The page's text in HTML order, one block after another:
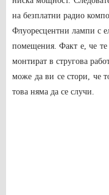
на безплатни радио
Флуоресцентни лампи с
помещения. Факт е, че те
монтират в стругова
може да ви се стори, че
това няма да се случи.